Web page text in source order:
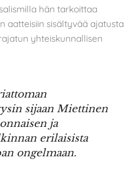
hän tarkoittaa
aatteisiin sisältyvää ajatusta
yhteiskunnallisen
sijaan Miettinen
ja
erilaisista
ongelmaan.